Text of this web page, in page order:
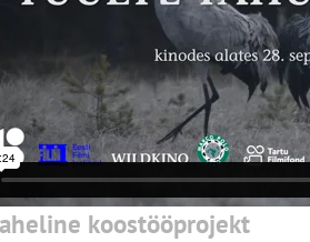
koostööprojekt